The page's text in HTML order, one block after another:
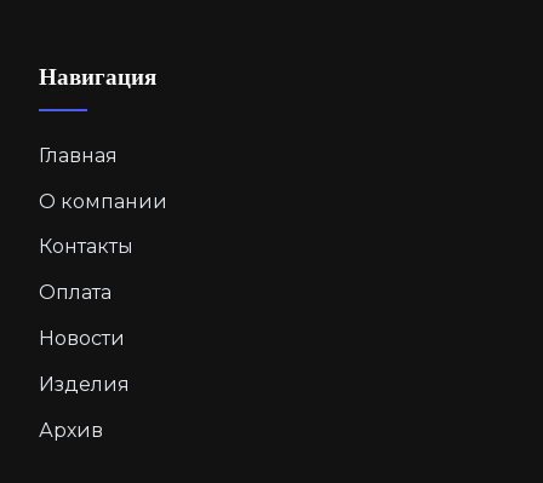
Навигация
Главная
О компании
Контакты
Оплата
Новости
Изделия
Архив